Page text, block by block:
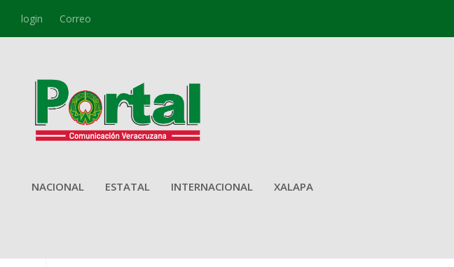
login Correo
NACIONAL ESTATAL INTERNACIONAL XALAPA